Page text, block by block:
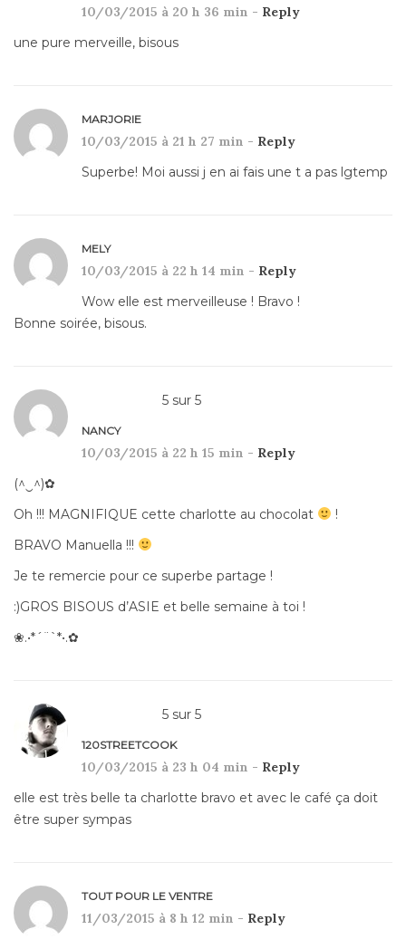
10/03/2015 à 20 h 36 min - Reply
une pure merveille, bisous
MARJORIE
10/03/2015 à 21 h 27 min - Reply
Superbe! Moi aussi j en ai fais une t a pas lgtemp
MELY
10/03/2015 à 22 h 14 min - Reply
Wow elle est merveilleuse ! Bravo !
Bonne soirée, bisous.
5 sur 5
NANCY
10/03/2015 à 22 h 15 min - Reply
(^‿^)✿
Oh !!! MAGNIFIQUE cette charlotte au chocolat
!
BRAVO Manuella !!!
Je te remercie pour ce superbe partage !
:)GROS BISOUS d’ASIE et belle semaine à toi !
❀.•*´¨`*•.✿
5 sur 5
120STREETCOOK
10/03/2015 à 23 h 04 min - Reply
elle est très belle ta charlotte bravo et avec le café ça doit
être super sympas
TOUT POUR LE VENTRE
11/03/2015 à 8 h 12 min - Reply